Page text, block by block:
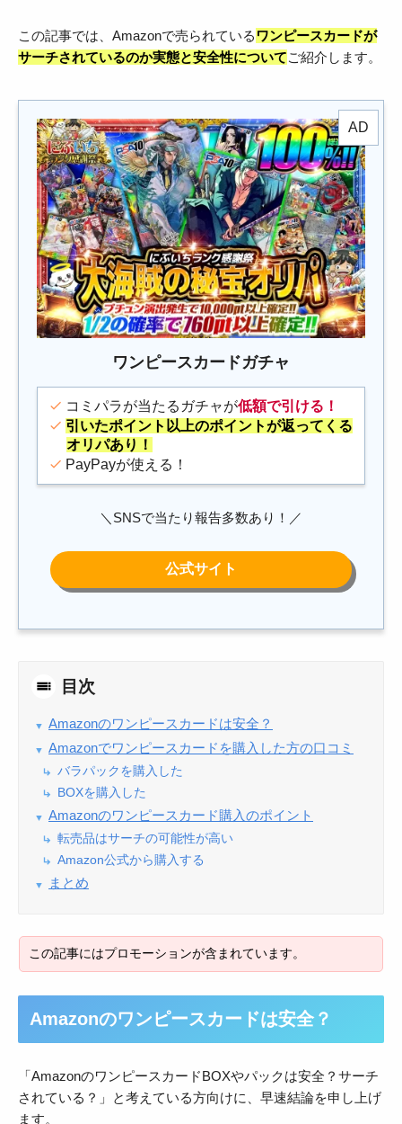
この記事では、Amazonで売られている ワンピースカードが
サーチされているのか実態と安全性についてご紹介します。
ワンピースカードガチャ
コミパラが当たるガチャが低額で引ける！
引いたポイント以上のポイントが返ってくる
オリパあり！
PayPayが使える！
＼SNSで当たり報告多数あり！／
目次
Amazonのワンピースカードは安全？
Amazonでワンピースカードを購入した方の口コミ
バラパックを購入した
BOXを購入した
Amazonのワンピースカード購入のポイント
転売品はサーチの可能性が高い
Amazon公式から購入する
まとめ
Amazonのワンピースカードは安全？
「AmazonのワンピースカードBOXやパックは安全？サーチ
されている？」と考えている方向けに、早速結論を申し上げ
ます。